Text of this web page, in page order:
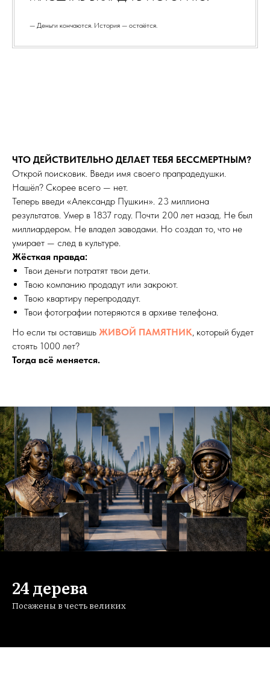
— Деньги кончаются. История — остаётся.
ЧТО ДЕЙСТВИТЕЛЬНО ДЕЛАЕТ ТЕБЯ БЕССМЕРТНЫМ?
Открой поисковик. Введи имя своего прапрадедушки.
Нашёл? Скорее всего — нет.
Теперь введи «Александр Пушкин». 23 миллиона
результатов. Умер в 1837 году. Почти 200 лет назад. Не был
миллиардером. Не владел заводами. Но создал то, что не
умирает — след в культуре.
Жёсткая правда:
Твои деньги потратят твои дети.
Твою компанию продадут или закроют.
Твою квартиру перепродадут.
Твои фотографии потеряются в архиве телефона.
Но если ты оставишь ЖИВОЙ ПАМЯТНИК, который будет
стоять 1000 лет?
Тогда всё меняется.
24 дерева
Посажены в честь великих